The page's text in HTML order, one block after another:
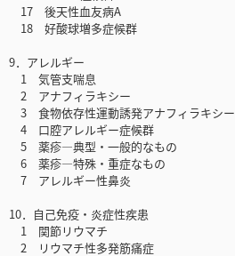
17 後天性血友病A
18 好酸球増多症候群
9．アレルギー
1 気管支喘息
2 アナフィラキシー
3 食物依存性運動誘発アナフィラキシー
4 口腔アレルギー症候群
5 薬疹―典型・一般的なもの
6 薬疹―特殊・重症なもの
7 アレルギー性鼻炎
10．自己免疫・炎症性疾患
1 関節リウマチ
2 リウマチ性多発筋痛症